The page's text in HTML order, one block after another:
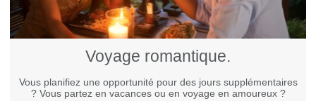
Voyage romantique.
Vous planifiez une opportunité pour des jours supplémentaires
? Vous partez en vacances ou en voyage en amoureux ?